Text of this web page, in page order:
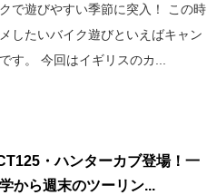
で遊びやすい季節に突入！ この時
したいバイク遊びといえばキャン
す。 今回はイギリスのカ...
・ハンターカブ登場！一
から週末のツーリン...